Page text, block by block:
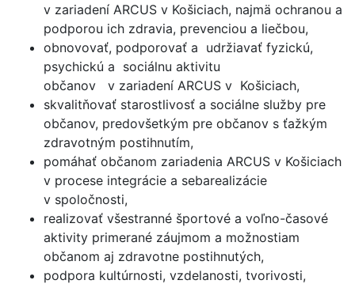
v zariadení ARCUS v Košiciach, najmä ochranou a
podporou ich zdravia, prevenciou a liečbou,
obnovovať, podporovať a udržiavať fyzickú,
psychickú a sociálnu aktivitu
občanov v zariadení ARCUS v Košiciach,
skvalitňovať starostlivosť a sociálne služby pre
občanov, predovšetkým pre občanov s ťažkým
zdravotným postihnutím,
pomáhať občanom zariadenia ARCUS v Košiciach
v procese integrácie a sebarealizácie
v spoločnosti,
realizovať všestranné športové a voľno-časové
aktivity primerané záujmom a možnostiam
občanom aj zdravotne postihnutých,
podpora kultúrnosti, vzdelanosti, tvorivosti,